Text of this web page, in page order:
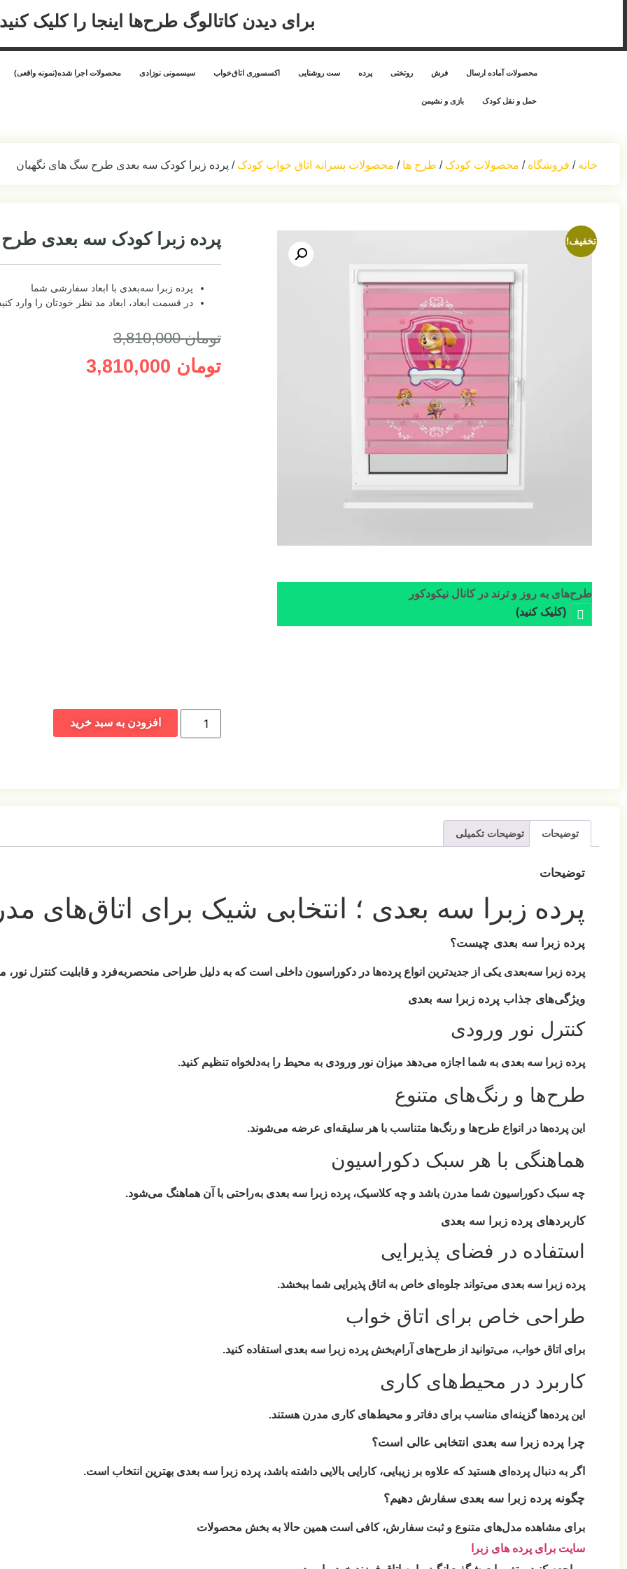
برای دیدن کاتالوگ طرح‌ها اینجا را کلیک
محصولات آماده ارسال فرش روتختی پرده ست روشنایی اکسسوری اتاق‌خواب سیسمونی نوزادی محصولات اجرا شده(نمونه واقعی)
حمل‌ و نقل کودک بازی و نشیمن
خانه / فروشگاه / محصولات کودک / طرح ها / محصولات پسرانه اتاق خواب کودک / پرده زبرا کودک سه بعدی طرح سگ های نگهبان
تخفیف!
طرح‌های به روز و ترند در کانال نیکودکور
(کلیک کنید)
پرده زبرا کودک سه بعدی
پرده زبرا سه‌بعدی با ابعاد سفارشی شما
در قسمت ابعاد، ابعاد مد نظر خودتان را وارد
تومان3,810,000
تومان
افزودن به سبد خرید
توضیحات توضیحات تکمیلی
توضیحات
پرده زبرا سه بعدی ؛ انتخابی شیک برای اتاق‌های
پرده زبرا سه بعدی چیست؟
پرده زبرا سه‌بعدی یکی از جدیدترین انواع پرده‌ها در دکوراسیون داخلی است که به دلیل طراحی منحصربه‌فرد و قابلیت کنترل نور،
ویژگی‌های جذاب پرده زبرا سه بعدی
کنترل نور ورودی
پرده زبرا سه بعدی به شما اجازه می‌دهد میزان نور ورودی به محیط را به‌دلخواه تنظیم کنید.
طرح‌ها و رنگ‌های متنوع
این پرده‌ها در انواع طرح‌ها و رنگ‌ها متناسب با هر سلیقه‌ای عرضه می‌شوند.
هماهنگی با هر سبک دکوراسیون
چه سبک دکوراسیون شما مدرن باشد و چه کلاسیک، پرده زبرا سه بعدی به‌راحتی با آن هماهنگ می‌شود.
کاربردهای پرده زبرا سه بعدی
استفاده در فضای پذیرایی
پرده زبرا سه بعدی می‌تواند جلوه‌ای خاص به اتاق پذیرایی شما ببخشد.
طراحی خاص برای اتاق خواب
برای اتاق خواب، می‌توانید از طرح‌های آرام‌بخش پرده زبرا سه بعدی استفاده کنید.
کاربرد در محیط‌های کاری
این پرده‌ها گزینه‌ای مناسب برای دفاتر و محیط‌های کاری مدرن هستند.
چرا پرده زبرا سه بعدی انتخابی عالی است؟
اگر به دنبال پرده‌ای هستید که علاوه بر زیبایی، کارایی بالایی داشته باشد، پرده زبرا سه بعدی بهترین انتخاب است.
چگونه پرده زبرا سه بعدی سفارش دهیم؟
برای مشاهده مدل‌های متنوع و ثبت سفارش، کافی است همین حالا به بخش محصولات
سایت برای پرده های زبرا